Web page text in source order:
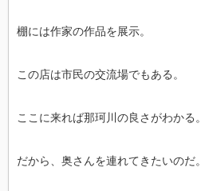
棚には作家の作品を展示。
この店は市民の交流場でもある。
ここに来れば那珂川の良さがわかる。
だから、奥さんを連れてきたいのだ。